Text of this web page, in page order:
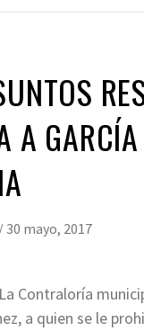
A
/ 30 mayo, 2017
Contraloría
a quien se le